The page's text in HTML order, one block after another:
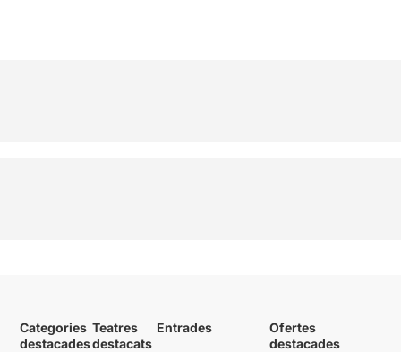
Categories
destacades
Teatres
destacats
Entrades
Ofertes
destacades